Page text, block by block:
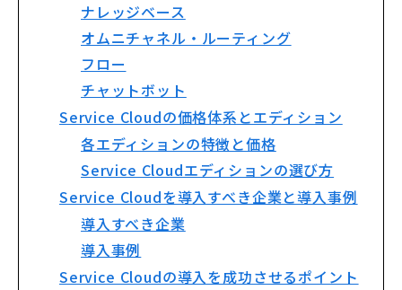
ナレッジベース
オムニチャネル・ルーティング
フロー
チャットボット
Service Cloudの価格体系とエディション
各エディションの特徴と価格
Service Cloudエディションの選び方
Service Cloudを導入すべき企業と導入事例
導入すべき企業
導入事例
Service Cloudの導入を成功させるポイント